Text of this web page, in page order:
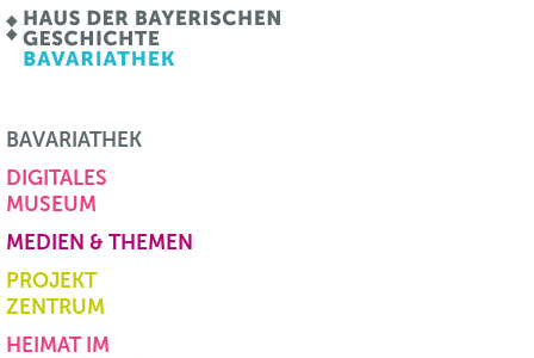
BAVARIATHEK
DIGITALES
MUSEUM
MEDIEN & THEMEN
PROJEKT
ZENTRUM
HEIMAT IM